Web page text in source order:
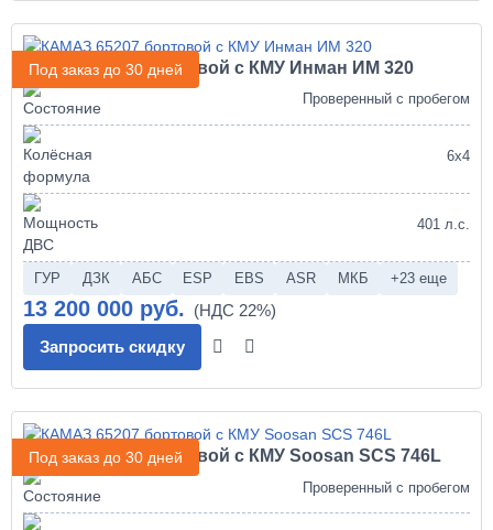
Под заказ до 30 дней
КАМАЗ 65207 бортовой с КМУ Инман ИМ 320
Проверенный с пробегом
6х4
401 л.с.
ГУР ДЗК АБС ESP EBS ASR МКБ +23 еще
13 200 000 руб.
Запросить скидку
Под заказ до 30 дней
КАМАЗ 65207 бортовой с КМУ Soosan SCS 746L
Проверенный с пробегом